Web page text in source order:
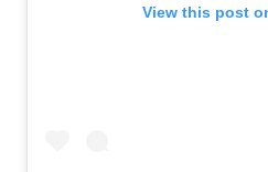
View this post